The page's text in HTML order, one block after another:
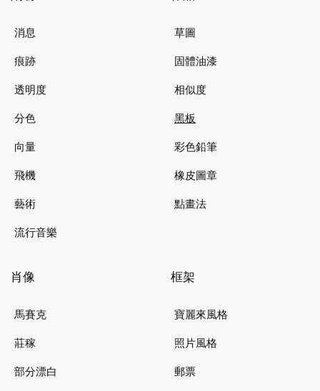
消息
痕跡
透明度
分色
向量
飛機
藝術
流行音樂
草圖
固體油漆
相似度
黑板
彩色鉛筆
橡皮圖章
點畫法
肖像
馬賽克
莊稼
部分漂白
框架
寶麗來風格
照片風格
郵票